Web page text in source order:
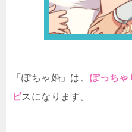
「ぽちゃ婚」は、ぽっちゃ
ビスになります。